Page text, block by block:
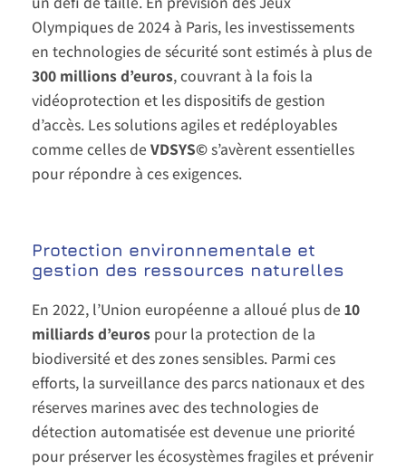
Olympiques de 2024 à Paris, les investissements
en technologies de sécurité sont estimés à plus de
300 millions d’euros, couvrant à la fois la
vidéoprotection et les dispositifs de gestion
d’accès. Les solutions agiles et redéployables
comme celles de VDSYS©s’avèrent essentielles
pour répondre à ces exigences.
Protection environnementale et
gestion des ressources naturelles
En 2022, l’Union européenne a alloué plus de 10
milliards d’eurospour la protection de la
biodiversité et des zones sensibles. Parmi ces
efforts, la surveillance des parcs nationaux et des
réserves marines avec des technologies de
détection automatisée est devenue une priorité
pour préserver les écosystèmes fragiles et prévenir